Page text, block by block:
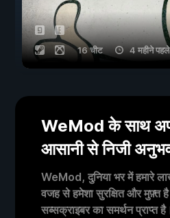
16 चीट 4 महीने पहले
WeMod के साथ
आसानी से निजी
WeMod, दुनिया भर में हमारे
वजह से हमेशा सुरक्षित और
सब्सक्राइबर का समर्थन प्राप्त है।